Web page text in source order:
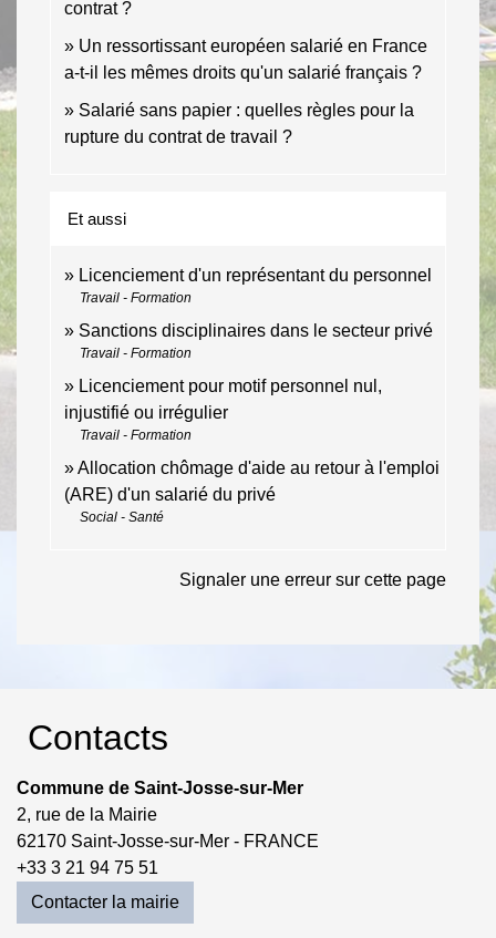
contrat ?
Un ressortissant européen salarié en France
a-t-il les mêmes droits qu'un salarié français ?
Salarié sans papier : quelles règles pour la
rupture du contrat de travail ?
Et aussi
Licenciement d'un représentant du personnel
Travail - Formation
Sanctions disciplinaires dans le secteur privé
Travail - Formation
Licenciement pour motif personnel nul,
injustifié ou irrégulier
Travail - Formation
Allocation chômage d'aide au retour à l'emploi
(ARE) d'un salarié du privé
Social - Santé
Signaler une erreur sur cette page
Contacts
Commune de Saint-Josse-sur-Mer
2, rue de la Mairie
62170 Saint-Josse-sur-Mer - FRANCE
+33 3 21 94 75 51
Contacter la mairie